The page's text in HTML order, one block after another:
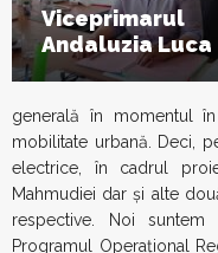
Viceprimarul
Andaluzia Luca
generală în momentul
mobilitate urbană. Deci,
electrice, în cadrul
Mahmudiei dar și alte
respective. Noi
Programul Operațional